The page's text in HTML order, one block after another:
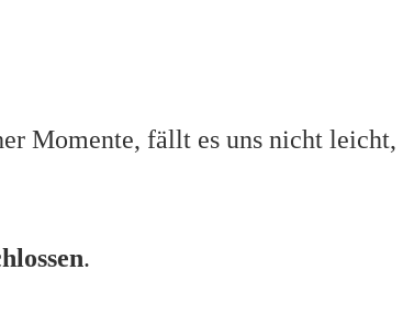
Momente, fällt es uns nicht leicht,
.